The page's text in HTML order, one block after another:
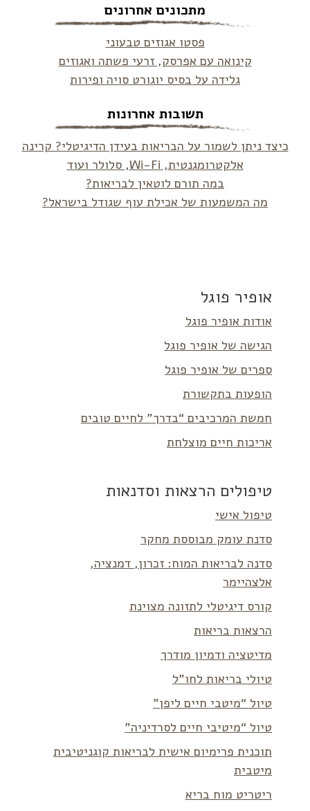
מתכונים אחרונים
פסטו אגוזים טבעוני
קינואה עם אפרסק, זרעי פשתה ואגוזים
גלידה על בסיס יוגורט סויה ופירות
תשובות אחרונות
כיצד ניתן לשמור על הבריאות בעידן הדיגיטלי? קרינה
אלקטרומגנטית, Wi-Fi, סלולר ועוד
במה תורם לוטאין לבריאות?
מה המשמעות של אכילת עוף שגודל בישראל?
אופיר פוגל
אודות אופיר פוגל
הגישה של אופיר פוגל
ספרים של אופיר פוגל
הופעות בתקשורת
חמשת המרכיבים “בדרך” לחיים טובים
אריכות חיים מוצלחת
טיפולים הרצאות וסדנאות
טיפול אישי
סדנת עומק מבוססת מחקר
סדנה לבריאות המוח: זכרון, דמנציה,
אלצהיימר
קורס דיגיטלי לתזונה מצוינת
הרצאות בריאות
מדיטציה ודמיון מודרך
טיולי בריאות לחו”ל
טיול “מיטבי חיים ליפן”
טיול “מיטיבי חיים לסרדיניה”
תוכנית פרימיום אישית לבריאות קוגניטיבית
מיטבית
ריטריט מוח בריא